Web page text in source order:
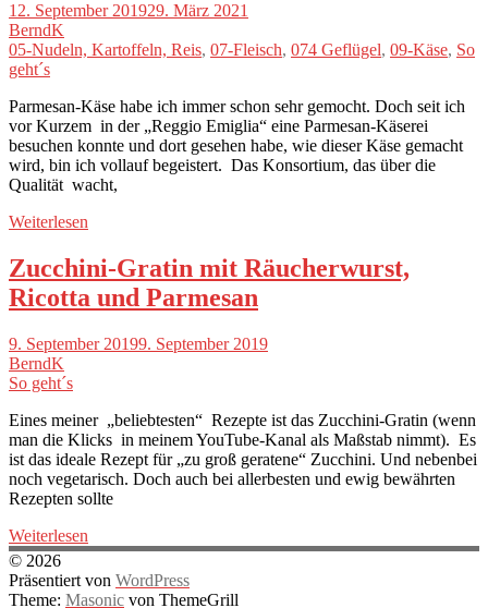
12. September 201929. März 2021
BerndK
05-Nudeln, Kartoffeln, Reis, 07-Fleisch, 074 Geflügel, 09-Käse, So
geht´s
Parmesan-Käse habe ich immer schon sehr gemocht. Doch seit ich
vor Kurzem in der „Reggio Emiglia“ eine Parmesan-Käserei
besuchen konnte und dort gesehen habe, wie dieser Käse gemacht
wird, bin ich vollauf begeistert. Das Konsortium, das über die
Qualität wacht,
Weiterlesen
Zucchini-Gratin mit Räucherwurst,
Ricotta und Parmesan
9. September 20199. September 2019
BerndK
So geht´s
Eines meiner „beliebtesten“ Rezepte ist das Zucchini-Gratin (wenn
man die Klicks in meinem YouTube-Kanal als Maßstab nimmt). Es
ist das ideale Rezept für „zu groß geratene“ Zucchini. Und nebenbei
noch vegetarisch. Doch auch bei allerbesten und ewig bewährten
Rezepten sollte
Weiterlesen
© 2026
Präsentiert von WordPress
Theme: Masonic von ThemeGrill